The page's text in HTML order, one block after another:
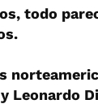
todo
Leonardo